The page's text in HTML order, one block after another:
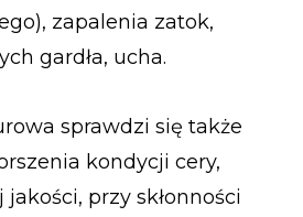
zapalenia zatok,
gardła, ucha.
sprawdzi się także
kondycji cery,
przy skłonności